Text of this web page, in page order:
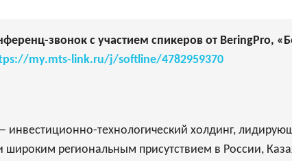
звонок с участием спикеров от BeringPro,
my.mts-link.ru/j/softline/4782959370
технологический холдинг,
региональным присутствием в России,